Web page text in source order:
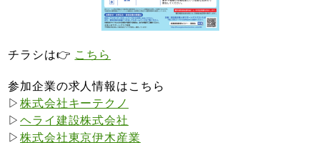
チラシは👉 こちら
参加企業の求人情報はこちら
▷株式会社キーテクノ
▷ヘライ建設株式会社
▷株式会社東京伊木産業